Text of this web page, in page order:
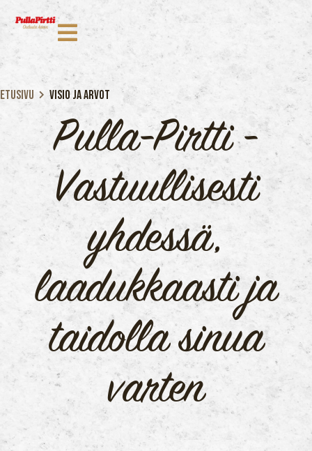
Etusivu Visio ja arvot
Pulla-Pirtti -
Vastuullisesti
yhdessä,
laadukkaasti ja
taidolla sinua
varten